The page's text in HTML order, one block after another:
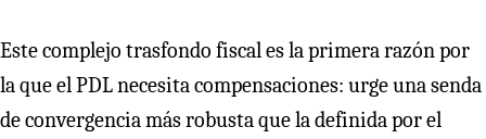
Este complejo trasfondo fiscal es la primera razón por
la que el PDL necesita compensaciones: urge una senda
de convergencia más robusta que la definida por el